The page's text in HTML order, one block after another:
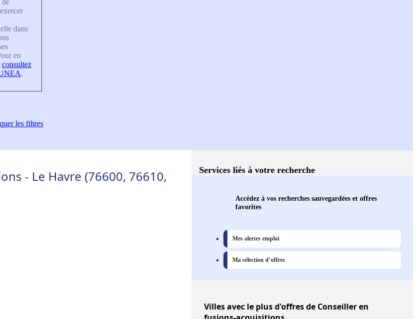
de
dans
en
consultez
.
les filtres
- Le Havre (76600, 76610,
Services liés à votre recherche
Accédez à vos recherches sauvegardées et offres
favorites
Mes alertes emploi
Ma sélection d’offres
Villesavec le plus d'offres de Conseiller en